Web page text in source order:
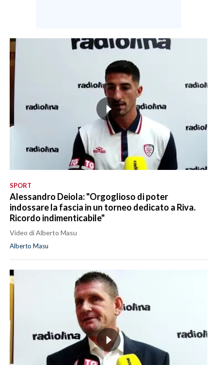
SPORT
Alessandro Deiola: "Orgoglioso di poter
indossare la fascia in un torneo dedicato a Riva.
Ricordo indimenticabile"
Video di Alberto Masu
Alberto Masu